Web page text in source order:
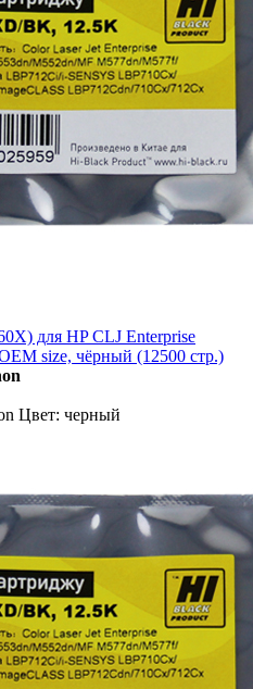
для HP CLJ Enterprise
size, чёрный (12500 стр.)
Цвет: черный